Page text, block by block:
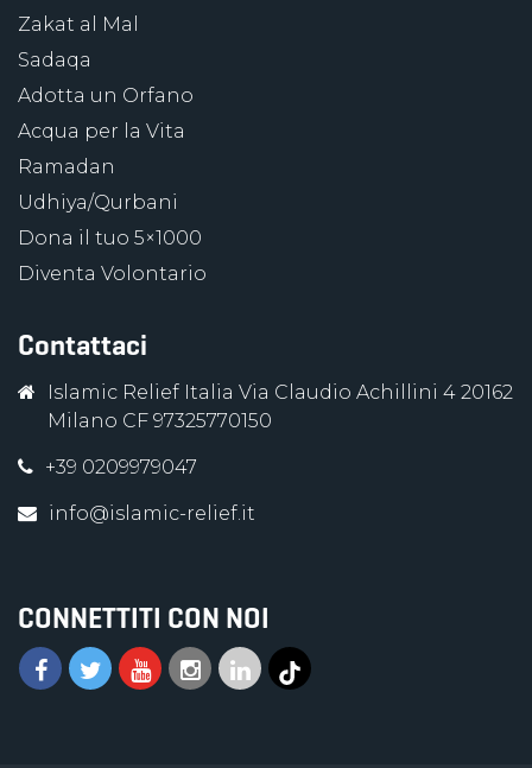
Zakat al Mal
Sadaqa
Adotta un Orfano
Acqua per la Vita
Ramadan
Udhiya/Qurbani
Dona il tuo 5×1000
Diventa Volontario
Contattaci
Islamic Relief Italia Via Claudio Achillini 4 20162
Milano CF 97325770150
+39 0209979047
info@islamic-relief.it
CONNETTITI CON NOI